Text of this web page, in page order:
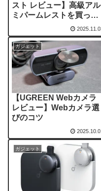
スト レビュー】高級アル
ミパームレストを買って
ガジェット
【UGREEN Webカメラ
レビュー】Webカメラ選
びのコツ
ガジェット